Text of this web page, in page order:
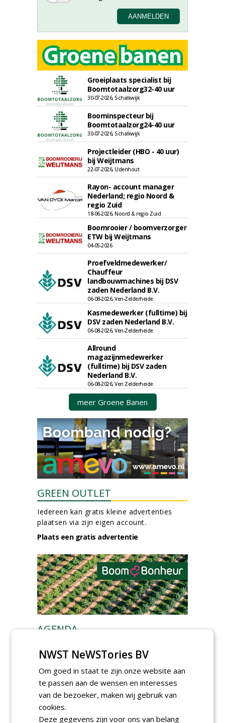
Groeiplaats specialist bij
Boomtotaalzorg32-40 uur
30-07-2026, Schalkwijk
Boominspecteur bij
Boomtotaalzorg24-40 uur
30-07-2026, Schalkwijk
Projectleider (HBO - 40 uur)
bij Weijtmans
22-07-2026, Udenhout
Rayon- account manager
Nederland; regio Noord &
regio Zuid
18-06-2026, Noord & regio Zuid
Boomrooier / boomverzorger
ETW bij Weijtmans
04-05-2026
Proefveldmedewerker/
Chauffeur
landbouwmachines bij DSV
zaden Nederland B.V.
06-08-2026, Ven-Zelderheide
Kasmedewerker (fulltime) bij
DSV zaden Nederland B.V.
06-08-2026, Ven-Zelderheide
Allround
magazijnmedewerker
(fulltime) bij DSV zaden
Nederland B.V.
06-08-2026, Ven Zelderheide
meer Groene Banen
GREEN OUTLET
Iedereen kan gratis kleine advertenties
plaatsen via zijn eigen account.
Plaats een gratis advertentie
AGENDA
9 september
Poel organiseert
Boomverzorgersdag voor
boomprofessionals
NWST NeWSTories BV
Om goed in staat te zijn onze website aan
te passen aan de wensen en interesses
van de bezoeker, maken wij gebruik van
cookies.
Deze gegevens zijn voor ons van belang